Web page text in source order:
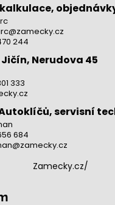
244
Nerudova 45
333
servisní
684
Zamecky.cz/